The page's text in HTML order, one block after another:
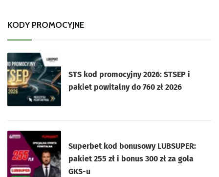
KODY PROMOCYJNE
STS kod promocyjny 2026: STSEP i
pakiet powitalny do 760 zł 2026
Superbet kod bonusowy LUBSUPER:
pakiet 255 zł i bonus 300 zł za gola
GKS-u